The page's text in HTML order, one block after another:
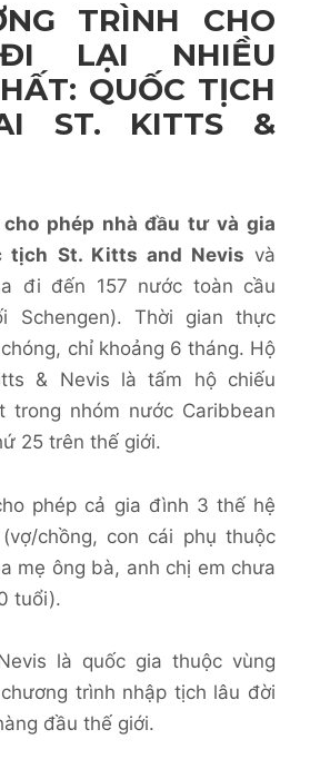
TRÌNH CHO
LẠI NHIỀU
QUỐC TỊCH
ST. KITTS &
phép nhà đầu tư và gia
tịch St. Kitts and Nevis và
đi đến 157 nước toàn cầu
Schengen). Thời gian thực
chỉ khoảng 6 tháng. Hộ
& Nevis là tấm hộ chiếu
trong nhóm nước Caribbean
25 trên thế giới.
phép cả gia đình 3 thế hệ
chồng, con cái phụ thuộc
mẹ ông bà, anh chị em chưa
tuổi).
là quốc gia thuộc vùng
trình nhập tịch lâu đời
đầu thế giới.